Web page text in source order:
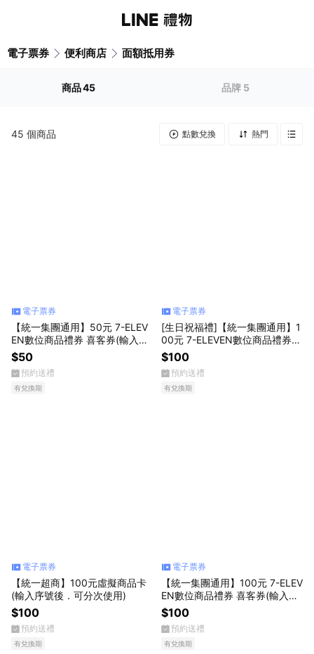
電子票券 便利商店 面額抵用券
商品45 品牌 5
45 個商品 點數兌換 熱門
電子票券
【統一集團通用】50元 7-ELEV
EN數位商品禮券 喜客券(輸入序
號後．可分次使用)
$50
預約送禮
有兌換期
電子票券
[生日祝福禮]【統一集團通用】1
00元 7-ELEVEN數位商品禮券
喜客券(輸入序號後．可分次使
用)
$100
預約送禮
有兌換期
電子票券
【統一超商】100元虛擬商品卡
(輸入序號後．可分次使用)
$100
預約送禮
有兌換期
電子票券
【統一集團通用】100元 7-ELEV
EN數位商品禮券 喜客券(輸入序
號後．可分次使用)
$100
預約送禮
有兌換期